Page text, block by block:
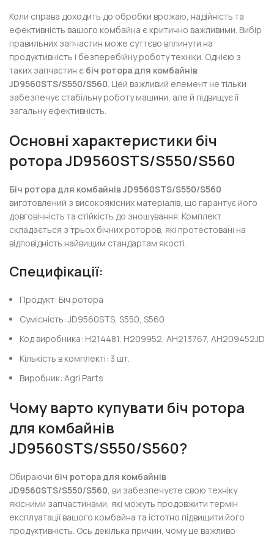
Коли справа доходить до обробки врожаю, надійність та
ефективність вашого комбайна є критично важливими. Вибір
правильних запчастин може суттєво вплинути на
продуктивність і безперебійну роботу техніки. Однією з
таких запчастин є біч ротора для комбайнів
JD9560STS/S550/S560. Цей важливий елемент не тільки
забезпечує стабільну роботу машини, але й підвищує її
загальну ефективність.
Основні характеристики біч
ротора JD9560STS/S550/S560
Біч ротора для комбайнів JD9560STS/S550/S560
виготовлений з високоякісних матеріалів, що гарантує його
довговічність та стійкість до зношування. Комплект
складається з трьох бічних роторов, які протестовані на
відповідність найвищим стандартам якості.
Специфікації:
Продукт: Біч ротора
Сумісність: JD9560STS, S550, S560
Код виробника: H214481, H209952, AH213767, AH209452JD
Кількість в комплекті: 3 шт.
Виробник: Agri Parts
Чому варто купувати біч ротора
для комбайнів
JD9560STS/S550/S560?
Обираючи біч ротора для комбайнів
JD9560STS/S550/S560, ви забезпечуєте свою техніку
якісними запчастинами, які можуть продовжити термін
експлуатації вашого комбайна та істотно підвищити його
продуктивність. Ось декілька причин, чому це важливо: